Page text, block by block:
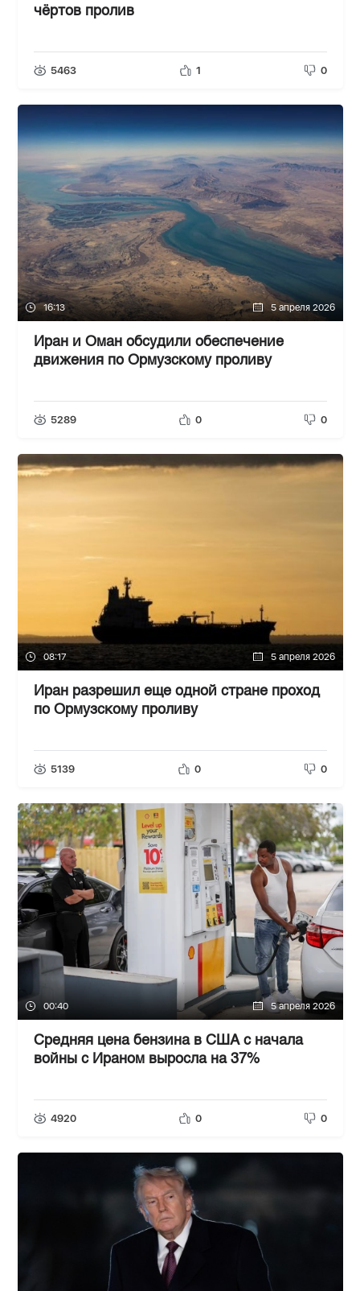
чёртов пролив
5463 1 0
16:13 5 апреля 2026
Иран и Оман обсудили обеспечение
движения по Ормузскому проливу
5289 0 0
08:17 5 апреля 2026
Иран разрешил еще одной стране проход
по Ормузскому проливу
5139 0 0
00:40 5 апреля 2026
Средняя цена бензина в США с начала
войны с Ираном выросла на 37%
4920 0 0